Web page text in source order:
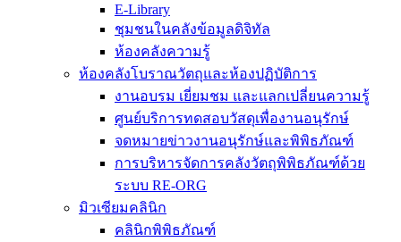
E-Library
ชุมชนในคลังข้อมูลดิจิทัล
ห้องคลังความรู้
ห้องคลังโบราณวัตถุและห้องปฏิบัติการ
งานอบรม เยี่ยมชม และแลกเปลี่ยนความรู้
ศูนย์บริการทดสอบวัสดุเพื่องานอนุรักษ์
จดหมายข่าวงานอนุรักษ์และพิพิธภัณฑ์
การบริหารจัดการคลังวัตถุพิพิธภัณฑ์ด้วย
ระบบ RE-ORG
มิวเซียมคลินิก
คลินิกพิพิธภัณฑ์